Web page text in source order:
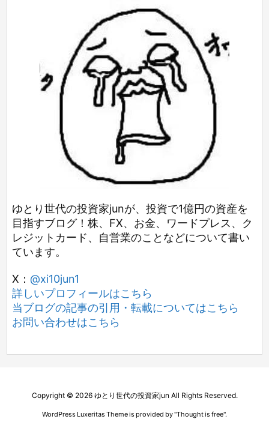
ゆとり世代の投資家junが、投資で1億円の資産を
目指すブログ！株、FX、お金、ワードプレス、ク
レジットカード、自営業のことなどについて書い
ています。
X： @xi10jun1
詳しいプロフィールはこちら
当ブログの記事の引用・転載についてはこちら
お問い合わせはこちら
Copyright © 2026 ゆとり世代の投資家jun All Rights Reserved.
WordPress Luxeritas Theme is provided by "Thought is free".